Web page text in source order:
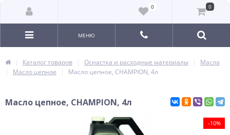
0 0
МЕНЮ
Каталог товаров Оснастка и расходные материалы
Масла
Масло цепное
Масло цепное, CHAMPION, 4л
Масло цепное, CHAMPION, 4л
-10%